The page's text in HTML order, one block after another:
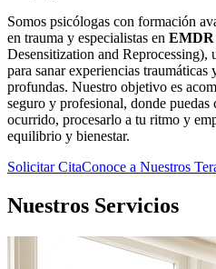
Somos psicólogas con formación
en trauma y especialistas en EMDR
Desensitization and Reprocessing),
para sanar experiencias traumáticas
profundas. Nuestro objetivo es
seguro y profesional, donde puedas
ocurrido, procesarlo a tu ritmo y
equilibrio y bienestar.
Solicitar CitaConoce a Nuestros
Nuestros Servicios